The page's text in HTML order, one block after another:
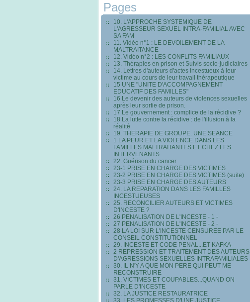
Pages
10. L'APPROCHE SYSTEMIQUE DE
L'AGRESSEUR SEXUEL INTRA-FAMILIAL AVEC
SA FAM
11. Vidéo n°1 : LE DEVOILEMENT DE LA
MALTRAITANCE
12. Vidéo n°2 : LES CONFLITS FAMILIAUX
13. Thérapies en prison et Suivis socio-judiciaires
14. Lettres d'auteurs d'actes incestueux à leur
victime au cours de leur travail thérapeutique
15 UNE "UNITE D'ACCOMPAGNEMENT
EDUCATIF DES FAMILLES"
16 Le devenir des auteurs de violences sexuelles
après leur sortie de prison.
17 Le gouvernement : complice de la récidive ?
18 La lutte contre la récidive : de l'illusion à la
réalité
19. THERAPIE DE GROUPE. UNE SEANCE
1 LA PEUR ET LA VIOLENCE DANS LES
FAMILLES MALTRAITANTES ET CHEZ LES
INTERVENANTS
22. Guérison du cancer
23-1 PRISE EN CHARGE DES VICTIMES
23-2 PRISE EN CHARGE DES VICTIMES (suite)
23-3 PRISE EN CHARGE DES AUTEURS
24. LA REPARATION DANS LES FAMILLES
INCESTUEUSES
25. RECONCILIER AUTEURS ET VICTIMES
D'INCESTE ?
26 PENALISATION DE L'INCESTE - 1 -
27 PENALISATION DE L'INCESTE - 2 -
28 LA LOI SUR L'INCESTE CENSUREE PAR LE
CONSEIL CONSTITUTIONNEL
29. INCESTE ET CODE PENAL...ET KAFKA
2 REPRESSION ET TRAITEMENT DES AUTEURS
D'AGRESSIONS SEXUELLES INTRAFAMILIALES
30. IL N'Y A QUE MON PERE QUI PEUT ME
RECONSTRUIRE
31. VICTIMES ET COUPABLES...QUAND ON
PARLE D'INCESTE
32. LA JUSTICE RESTAURATRICE
33. LES PROMESSES D'UNE JUSTICE